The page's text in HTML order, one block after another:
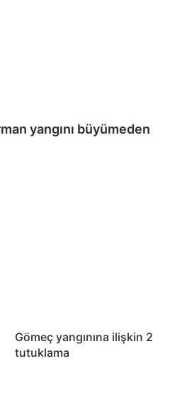
yangını büyümeden
Gömeç yangınına ilişkin 2
tutuklama